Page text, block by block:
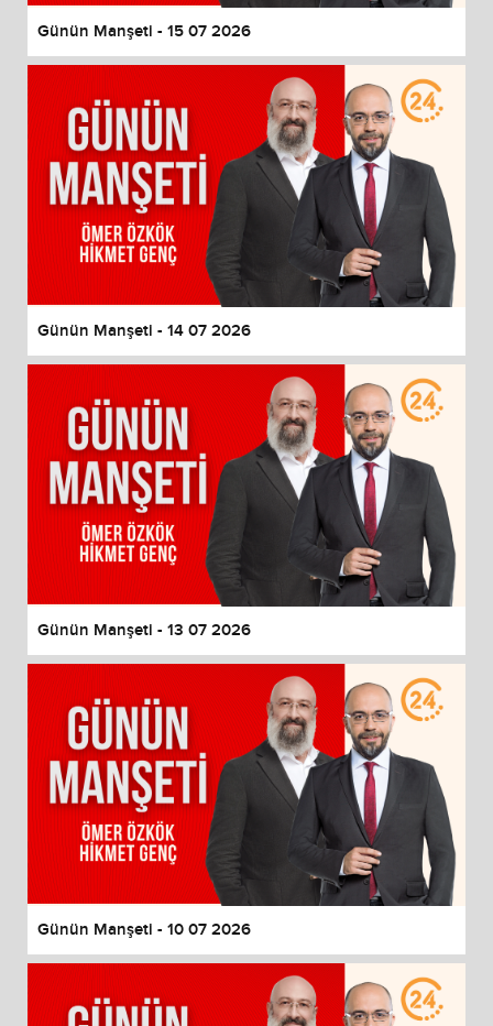
Günün Manşeti - 15 07 2026
Günün Manşeti - 14 07 2026
Günün Manşeti - 13 07 2026
Günün Manşeti - 10 07 2026